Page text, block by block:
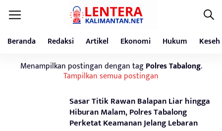
Beranda Redaksi Artikel Ekonomi Hukum
Menampilkan postingan dengan tagPolres Tabalong.
Tampilkan semua postingan
Sasar Titik Rawan Balapan Liar hingga
Hiburan Malam, Polres Tabalong
Perketat Keamanan Jelang Lebaran